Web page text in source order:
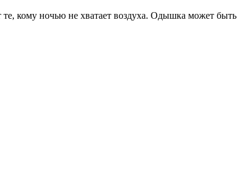
те, кому ночью не хватает воздуха. Одышка может быть